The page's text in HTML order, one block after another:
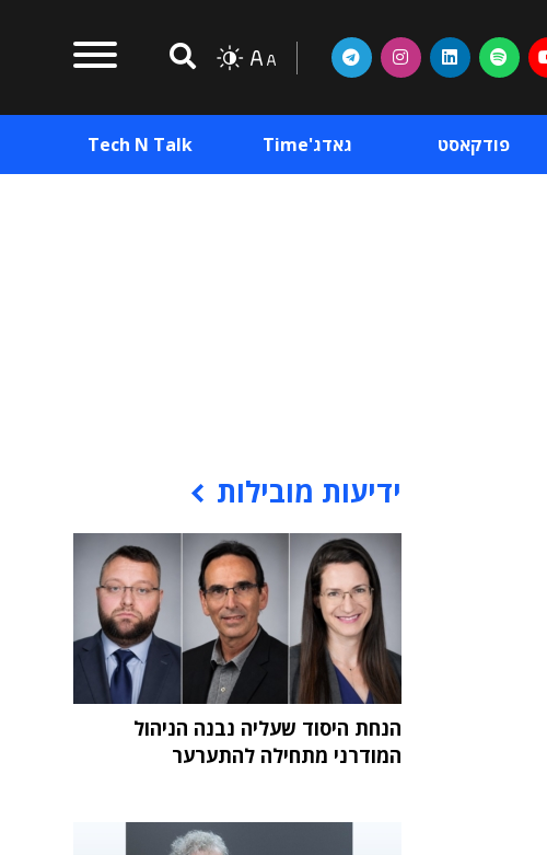
פודקאסט גאדג'Time Tech N Talk
ידיעות מובילות
הנחת היסוד שעליה נבנה הניהול
המודרני מתחילה להתערער